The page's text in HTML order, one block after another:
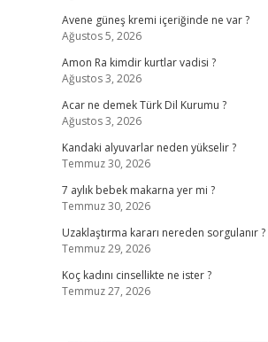
Avene güneş kremi içeriğinde ne var ?
Ağustos 5, 2026
Amon Ra kimdir kurtlar vadisi ?
Ağustos 3, 2026
Acar ne demek Türk Dil Kurumu ?
Ağustos 3, 2026
Kandaki alyuvarlar neden yükselir ?
Temmuz 30, 2026
7 aylık bebek makarna yer mi ?
Temmuz 30, 2026
Uzaklaştırma kararı nereden sorgulanır ?
Temmuz 29, 2026
Koç kadını cinsellikte ne ister ?
Temmuz 27, 2026